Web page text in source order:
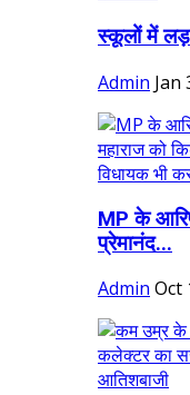
स्कूलों में
Admin Jan
MP के
प्रेमानंद...
Admin Oct